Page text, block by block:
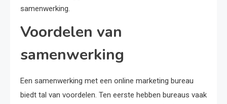
samenwerking.
Voordelen van
samenwerking
Een samenwerking met een online marketing bureau
biedt tal van voordelen. Ten eerste hebben bureaus vaak